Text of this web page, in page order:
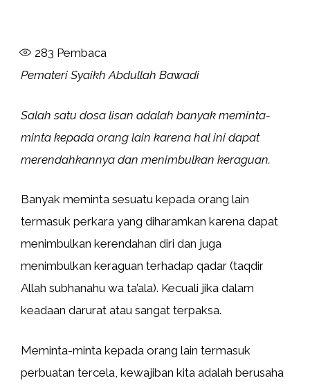
283 Pembaca
Pemateri Syaikh Abdullah Bawadi
Salah satu dosa lisan adalah banyak meminta-
minta kepada orang lain karena hal ini dapat
merendahkannya dan menimbulkan keraguan.
Banyak meminta sesuatu kepada orang lain
termasuk perkara yang diharamkan karena dapat
menimbulkan kerendahan diri dan juga
menimbulkan keraguan terhadap qadar (taqdir
Allah subhanahu wa ta’ala). Kecuali jika dalam
keadaan darurat atau sangat terpaksa.
Meminta-minta kepada orang lain termasuk
perbuatan tercela, kewajiban kita adalah berusaha